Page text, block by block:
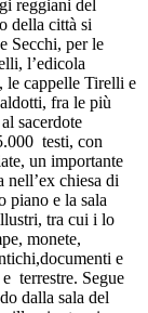
reggiani del
della città si
Secchi, per le
l’edicola
cappelle Tirelli e
fra le più
sacerdote
testi, con
un importante
chiesa di
piano e la sala
tra cui i lo
monete,
e
terrestre. Segue
dalla sala del